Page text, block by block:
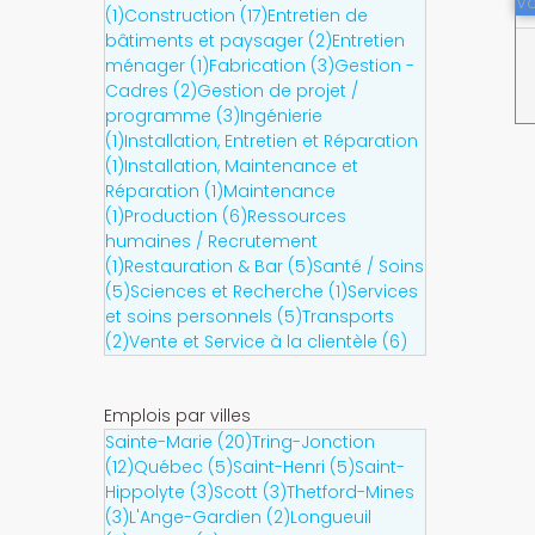
(1)Construction (17)Entretien de
bâtiments et paysager (2)Entretien
ménager (1)Fabrication (3)Gestion -
Cadres (2)Gestion de projet /
programme (3)Ingénierie
(1)Installation, Entretien et Réparation
(1)Installation, Maintenance et
Réparation (1)Maintenance
(1)Production (6)Ressources
humaines / Recrutement
(1)Restauration & Bar (5)Santé / Soins
(5)Sciences et Recherche (1)Services
et soins personnels (5)Transports
(2)Vente et Service à la clientèle (6)
Emplois par villes
Sainte-Marie (20)Tring-Jonction
(12)Québec (5)Saint-Henri (5)Saint-
Hippolyte (3)Scott (3)Thetford-Mines
(3)L'Ange-Gardien (2)Longueuil